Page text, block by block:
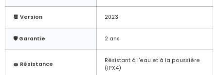
📆 Version 2023
🛡️ Garantie 2 ans
🧽 Résistance
Résistant à l’eau et à la poussière
(IPX4)